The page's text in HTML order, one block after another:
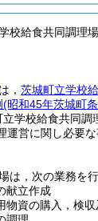
校給食共同調理
は， 茨城町立学校
(昭和45年茨城町
学校給食共同調
運営に関し必要
は，次の業務を行
献立作成
物資の購入，検収